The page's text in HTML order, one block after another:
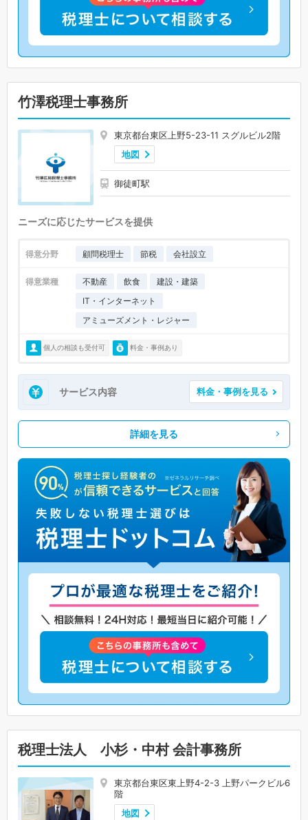
竹澤税理士事務所
東京都台東区上野5-23-11 スグルビル2階
地図
御徒町駅
ニーズに応じたサービスを提供
得意分野 顧問税理士 節税 会社設立
得意業種 不動産 飲食
建設・建築
IT・インターネット
アミューズメント・レジャー
個人の相談も受付可 料金・事例あり
サービス内容 料金・事例を見る
詳細を見る
税理士法人 小杉・中村 会計事務所
東京都台東区東上野4-2-3 上野パークビル6
階
地図